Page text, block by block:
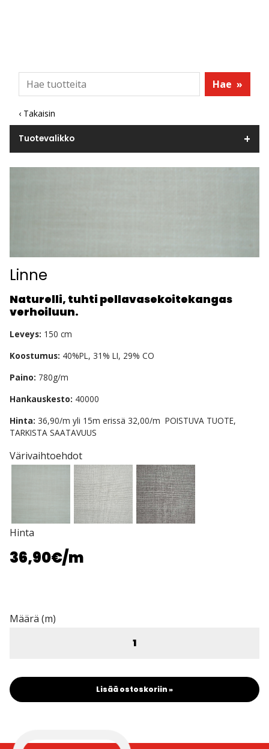
Hae »
‹ Takaisin
Tuotevalikko
Linne
Naturelli, tuhti pellavasekoitekangas
verhoiluun.
Leveys: 150 cm
Koostumus: 40%PL, 31% LI, 29% CO
Paino: 780g/m
Hankauskesto: 40000
Hinta: 36,90/m yli 15m erissä 32,00/m POISTUVA TUOTE,
TARKISTA SAATAVUUS
Värivaihtoehdot
Hinta
36,90€/m
Määrä (m)
Lisää ostoskoriin »